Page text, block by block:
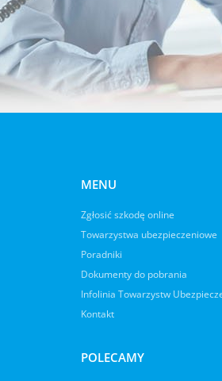
MENU
Zgłosić szkodę online
Towarzystwa ubezpieczeniowe
Poradniki
Dokumenty do pobrania
Infolinia Towarzystw
Kontakt
POLECAMY